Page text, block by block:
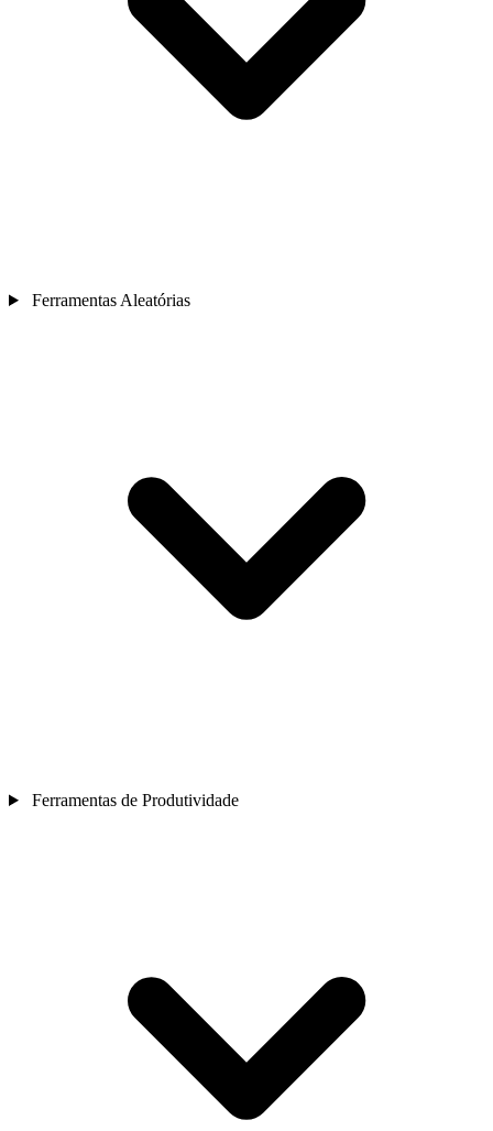
Ferramentas Aleatórias
Ferramentas de Produtividade